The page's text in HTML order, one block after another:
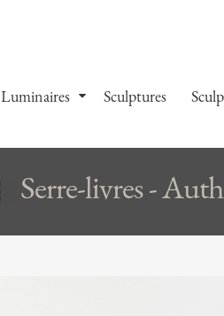
Luminaires Sculptures
Serre-livres -